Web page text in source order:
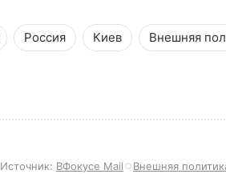
Россия Киев Внешняя
Источник: ВФокусе Mail Внешняя